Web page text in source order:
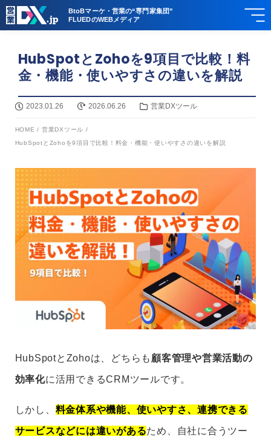
BtoBマーケ・営業の“専門家集団”
FLUEDのWEBメディア
HubSpotとZohoを9項目で比較！料
金・機能・使いやすさの違いを解説
2023.01.26 2026.06.26 営業DXツール
HOME / 営業DXツール /
HubSpotとZohoを9項目で比較！料金・機能・使いやすさの違いを解説
HubSpotとZohoは、どちらも 顧客管理や営業活動の
効率化に活用できるCRMツールです。
しかし、 料金体系や機能、使いやすさ、連携できる
サービスなどには違いがあるため、自社に合うツー